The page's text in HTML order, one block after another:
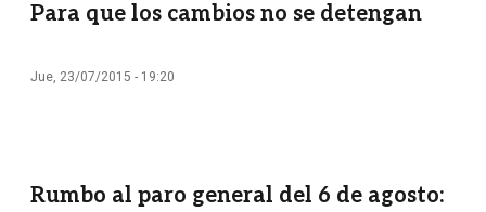
Para que los cambios no se detengan
Jue, 23/07/2015 - 19:20
Rumbo al paro general del 6 de agosto: